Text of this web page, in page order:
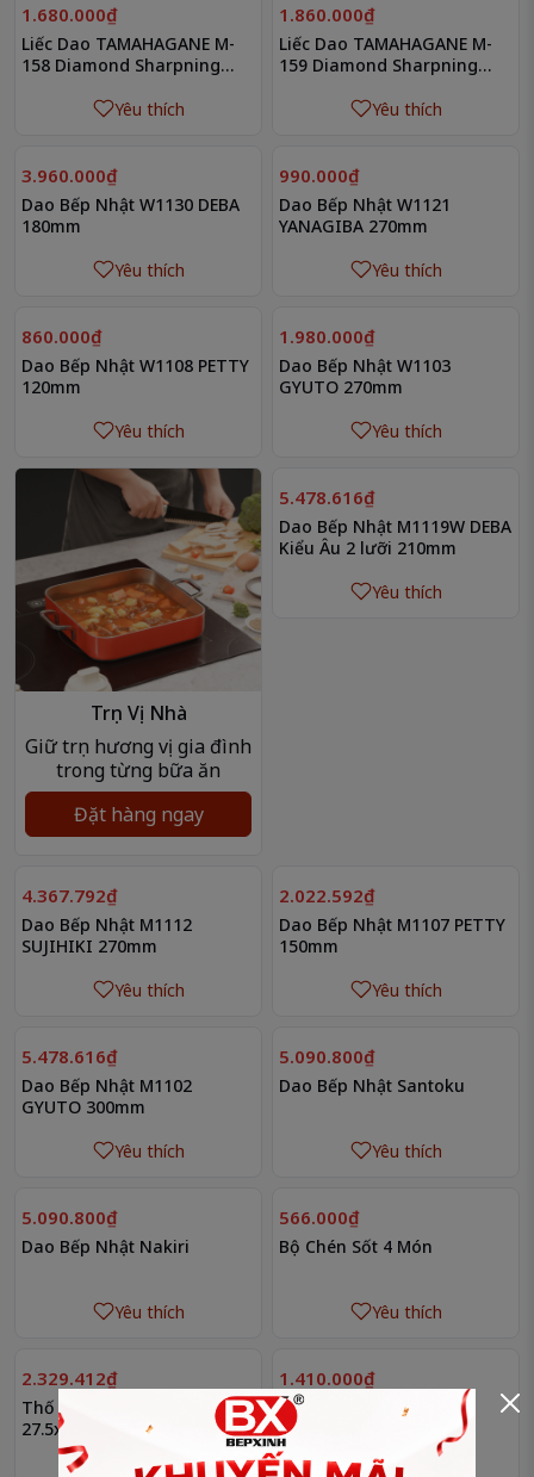
1.680.000₫
Liếc Dao TAMAHAGANE M-
158 Diamond Sharpning
Yêu thích
1.860.000₫
Liếc Dao TAMAHAGANE M-
159 Diamond Sharpning
Yêu thích
3.960.000₫
Dao Bếp Nhật W1130 DEBA
180mm
Yêu thích
990.000₫
Dao Bếp Nhật W1121
YANAGIBA 270mm
Yêu thích
860.000₫
Dao Bếp Nhật W1108 PETTY
120mm
Yêu thích
1.980.000₫
Dao Bếp Nhật W1103
GYUTO 270mm
Yêu thích
Trọn Vị Nhà
Giữ trọn hương vị gia đình
trong từng bữa ăn
Đặt hàng ngay
5.478.616₫
Dao Bếp Nhật M1119W DEBA
Kiểu Âu 2 lưỡi 210mm
Yêu thích
4.367.792₫
Dao Bếp Nhật M1112
SUJIHIKI 270mm
Yêu thích
2.022.592₫
Dao Bếp Nhật M1107 PETTY
150mm
Yêu thích
5.478.616₫
Dao Bếp Nhật M1102
GYUTO 300mm
Yêu thích
5.090.800₫
Dao Bếp Nhật Santoku
Yêu thích
5.090.800₫
Dao Bếp Nhật Nakiri
Yêu thích
566.000₫
Bộ Chén Sốt 4 Món
Yêu thích
2.329.412₫
Thố Ướp 2 Lớp -
27.5x26.3x17cm
Yêu thích
1.410.000₫
Xô Ướp Rượu 1 Lớp Bếp
Xinh
Yêu thích